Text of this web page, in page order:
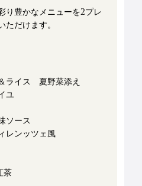
り豊かなメニューを2プレ
だけます。
ライス 夏野菜添え
ユ
ラダ
ソース
レンッツェ風
茶